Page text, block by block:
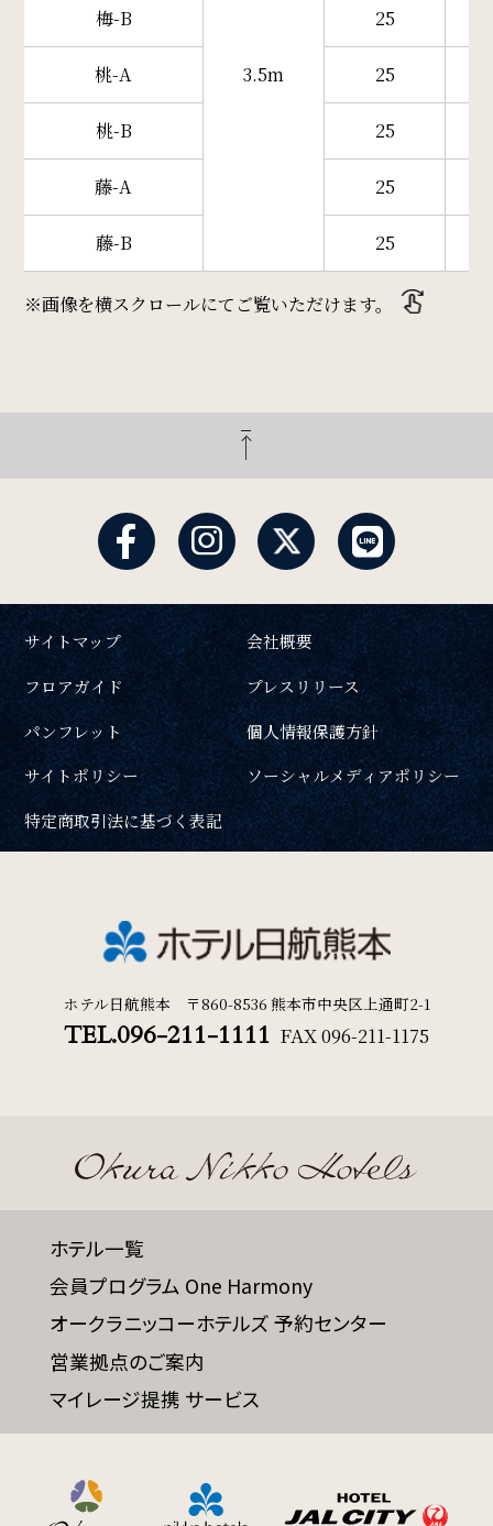
3.5m
梅-B 25
桃-A 25
桃-B 25
藤-A 25
藤-B 25
※画像を横スクロールにてご覧いただけます。
サイトマップ
会社概要
フロアガイド
プレスリリース
パンフレット
個人情報保護方針
サイトポリシー
ソーシャルメディアポリシー
特定商取引法に基づく表記
ホテル日航熊本 〒860-8536 熊本市中央区上通町2-1
TEL.096-211-1111 FAX096-211-1175
ホテル一覧
会員プログラム One Harmony
オークラニッコーホテルズ 予約センター
営業拠点のご案内
マイレージ提携 サービス